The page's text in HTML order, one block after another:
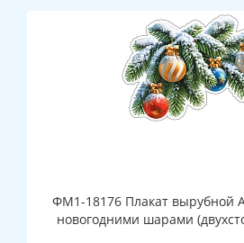
ФМ1-18176 Плакат вырубной
новогодними шарами